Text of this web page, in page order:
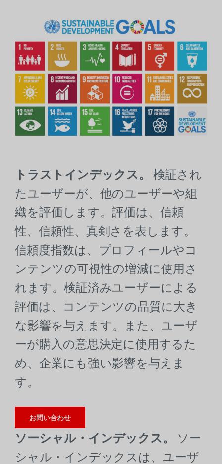
トラストインデックス。 検証され
たユーザーが、他のユーザーや組
織を評価します。評価は、信頼
性、信頼性、真剣さを表します。
信頼度指数は、プロフィールやコ
ンテンツの可視性の増減に使用さ
れます。検証済みユーザーによる
評価は、コンテンツの品質に大き
な影響を与えます。また、ユーザ
ーが購入の意思決定に使用するた
め、企業にも強い影響を与えま
す。
お問い合わせ
ソーシャル・インデックス。
ソー
シャル・インデックスは、ユーザ